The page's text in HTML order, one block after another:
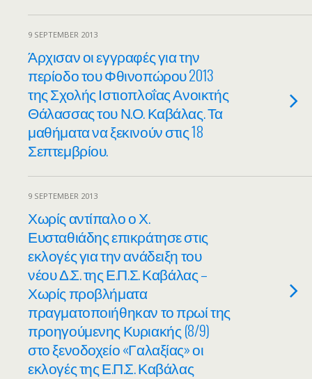
9 SEPTEMBER 2013
Άρχισαν οι εγγραφές για την
περίοδο του Φθινοπώρου 2013
της Σχολής Ιστιοπλοΐας Ανοικτής
Θάλασσας του Ν.Ο. Καβάλας. Τα
μαθήματα να ξεκινούν στις 18
Σεπτεμβρίου.
9 SEPTEMBER 2013
Χωρίς αντίπαλο ο Χ.
Ευσταθιάδης επικράτησε στις
εκλογές για την ανάδειξη του
νέου Δ.Σ. της Ε.Π.Σ. Καβάλας –
Χωρίς προβλήματα
πραγματοποιήθηκαν το πρωί της
προηγούμενης Κυριακής (8/9)
στο ξενοδοχείο «Γαλαξίας» οι
εκλογές της Ε.Π.Σ. Καβάλας